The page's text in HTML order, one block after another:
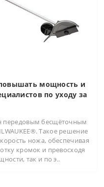
мощность и
по уходу за
передовым бесщёточным
Такое решение
ножа, обеспечивая
кромок и превосходя
так и по э..